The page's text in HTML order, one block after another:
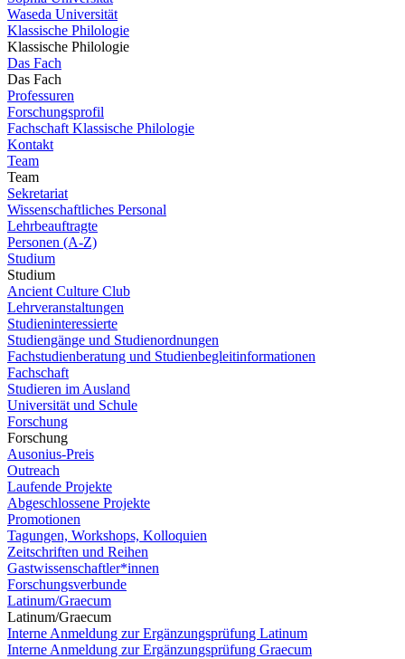
Waseda Universität
Klassische Philologie
Klassische Philologie
Das Fach
Das Fach
Professuren
Forschungsprofil
Fachschaft Klassische Philologie
Kontakt
Team
Team
Sekretariat
Wissenschaftliches Personal
Lehrbeauftragte
Personen (A-Z)
Studium
Studium
Ancient Culture Club
Lehrveranstaltungen
Studieninteressierte
Studiengänge und Studienordnungen
Fachstudienberatung und Studienbegleitinformationen
Fachschaft
Studieren im Ausland
Universität und Schule
Forschung
Forschung
Ausonius-Preis
Outreach
Laufende Projekte
Abgeschlossene Projekte
Promotionen
Tagungen, Workshops, Kolloquien
Zeitschriften und Reihen
Gastwissenschaftler*innen
Forschungsverbunde
Latinum/Graecum
Latinum/Graecum
Interne Anmeldung zur Ergänzungsprüfung Latinum
Interne Anmeldung zur Ergänzungsprüfung Graecum